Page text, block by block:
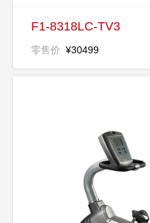
F1-8318LC-TV3
零售价 ¥30499